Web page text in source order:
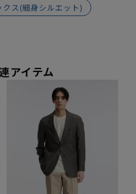
ス(細身シルエット)
アイテム